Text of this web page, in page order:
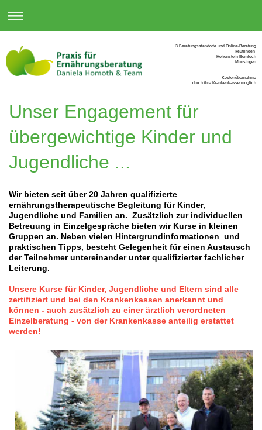
3 Beratungsstandorte und Online-Beratung
Reutlingen
Hohenstein-Bernloch
Münsingen
Kostenübernahme
durch ihre Krankenkasse möglich
Unser Engagement für
übergewichtige Kinder und
Jugendliche ...
Wir bieten seit über 20 Jahren qualifizierte
ernährungstherapeutische Begleitung für Kinder,
Jugendliche und Familien an. Zusätzlich zur individuellen
Betreuung in Einzelgespräche bieten wir Kurse in kleinen
Gruppen an. Neben vielen Hintergrundinformationen und
praktischen Tipps, besteht Gelegenheit für einen Austausch
der Teilnehmer untereinander unter qualifizierter fachlicher
Leiterung.
Unsere Kurse für Kinder, Jugendliche und Eltern sind alle
zertifiziert und bei den Krankenkassen anerkannt und
können - auch zusätzlich zu einer ärztlich verordneten
Einzelberatung - von der Krankenkasse anteilig erstattet
werden!